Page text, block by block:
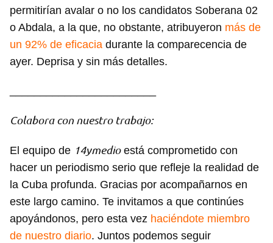
permitirían avalar o no los candidatos Soberana 02
o Abdala, a la que, no obstante, atribuyeron más de
un 92% de eficacia durante la comparecencia de
ayer. Deprisa y sin más detalles.
Colabora con nuestro trabajo:
El equipo de 14ymedioestá comprometido con
hacer un periodismo serio que refleje la realidad de
la Cuba profunda. Gracias por acompañarnos en
este largo camino. Te invitamos a que continúes
apoyándonos, pero esta vez haciéndote miembro
de nuestro diario. Juntos podemos seguir